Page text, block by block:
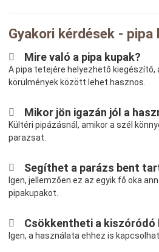
Gyakori kérdések - pipa
Mire való a pipa kupak?
A pipa tetejére helyezhető kiegészítő,
körülmények között lehet hasznos.
Mikor jön igazán jól a
Kültéri pipázásnál, amikor a szél
parazsat.
Segíthet a parázs bent
Igen, jellemzően ez az egyik fő oka
pipakupakot.
Csökkentheti a kiszóródó
Igen, a használata ehhez is